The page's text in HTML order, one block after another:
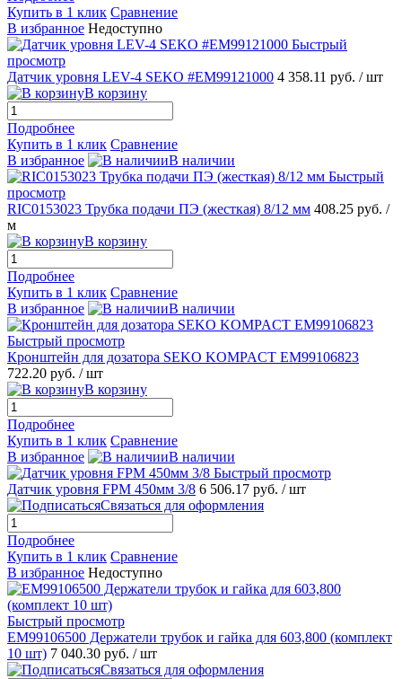
Купить в 1 клик Сравнение
В избранное Недоступно
Быстрый
просмотр
Датчик уровня LEV-4 SEKO #EM99121000 4 358.11 руб. / шт
В корзину
Подробнее
Купить в 1 клик Сравнение
В избранное
В наличии
Быстрый
просмотр
RIC0153023 Трубка подачи ПЭ (жесткая) 8/12 мм 408.25 руб. /
м
В корзину
Подробнее
Купить в 1 клик Сравнение
В избранное
В наличии
Быстрый просмотр
Кронштейн для дозатора SEKO KOMPACT EM99106823
722.20 руб. / шт
В корзину
Подробнее
Купить в 1 клик Сравнение
В избранное
В наличии
Быстрый просмотр
Датчик уровня FPM 450мм 3/8 6 506.17 руб. / шт
Связаться для оформления
Подробнее
Купить в 1 клик Сравнение
В избранное Недоступно
Быстрый просмотр
EM99106500 Держатели трубок и гайка для 603,800 (комплект
10 шт) 7 040.30 руб. / шт
Связаться для оформления